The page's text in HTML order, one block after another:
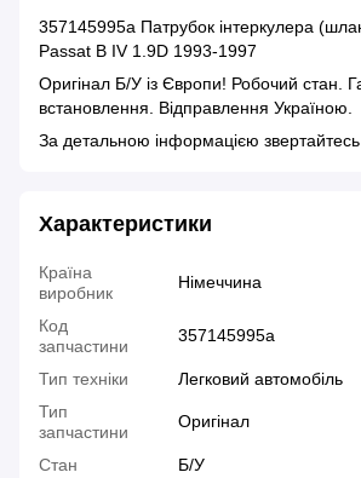
357145995a Патрубок інтеркулера
Passat B IV 1.9D 1993-1997
Оригінал Б/У із Європи! Робочий стан.
встановлення. Відправлення Україною.
За детальною інформацією
Характеристики
Країна
виробник
Німеччина
Код
запчастини
357145995a
Тип техніки
Легковий автомобіль
Тип
запчастини
Оригінал
Стан
Б/У